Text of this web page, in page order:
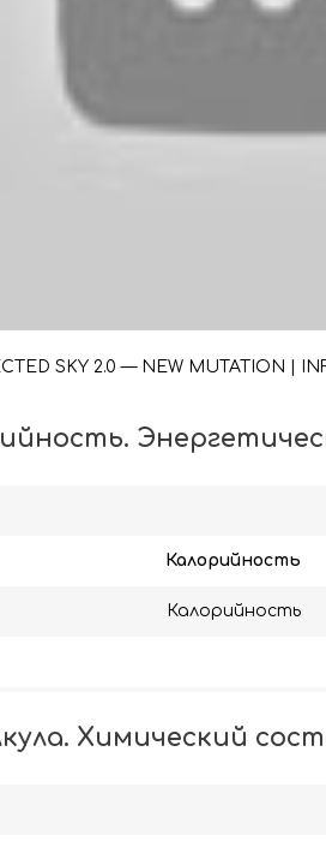
SKY 2.0 — NEW MUTATION |
Калорийность
Калорийность
Химический